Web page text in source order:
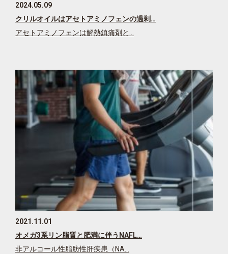
2024.05.09
クリルオイルはアセトアミノフェンの過剰…
アセトアミノフェンは解熱鎮痛剤と…
2021.11.01
オメガ3系リン脂質と肥満に伴うNAFL…
非アルコール性脂肪性肝疾患（NA…